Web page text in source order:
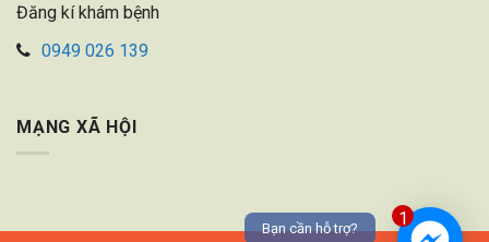
Đăng kí khám bệnh
0949 026 139
MẠNG XÃ HỘI
1
Bạn cần hỗ trợ?